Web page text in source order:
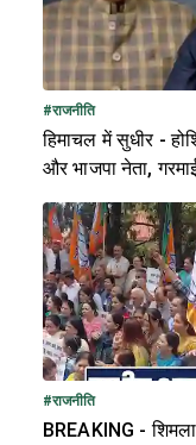
#राजनीति
हिमाचल में सुधीर -
और भाजपा नेता,
#राजनीति
BREAKING -